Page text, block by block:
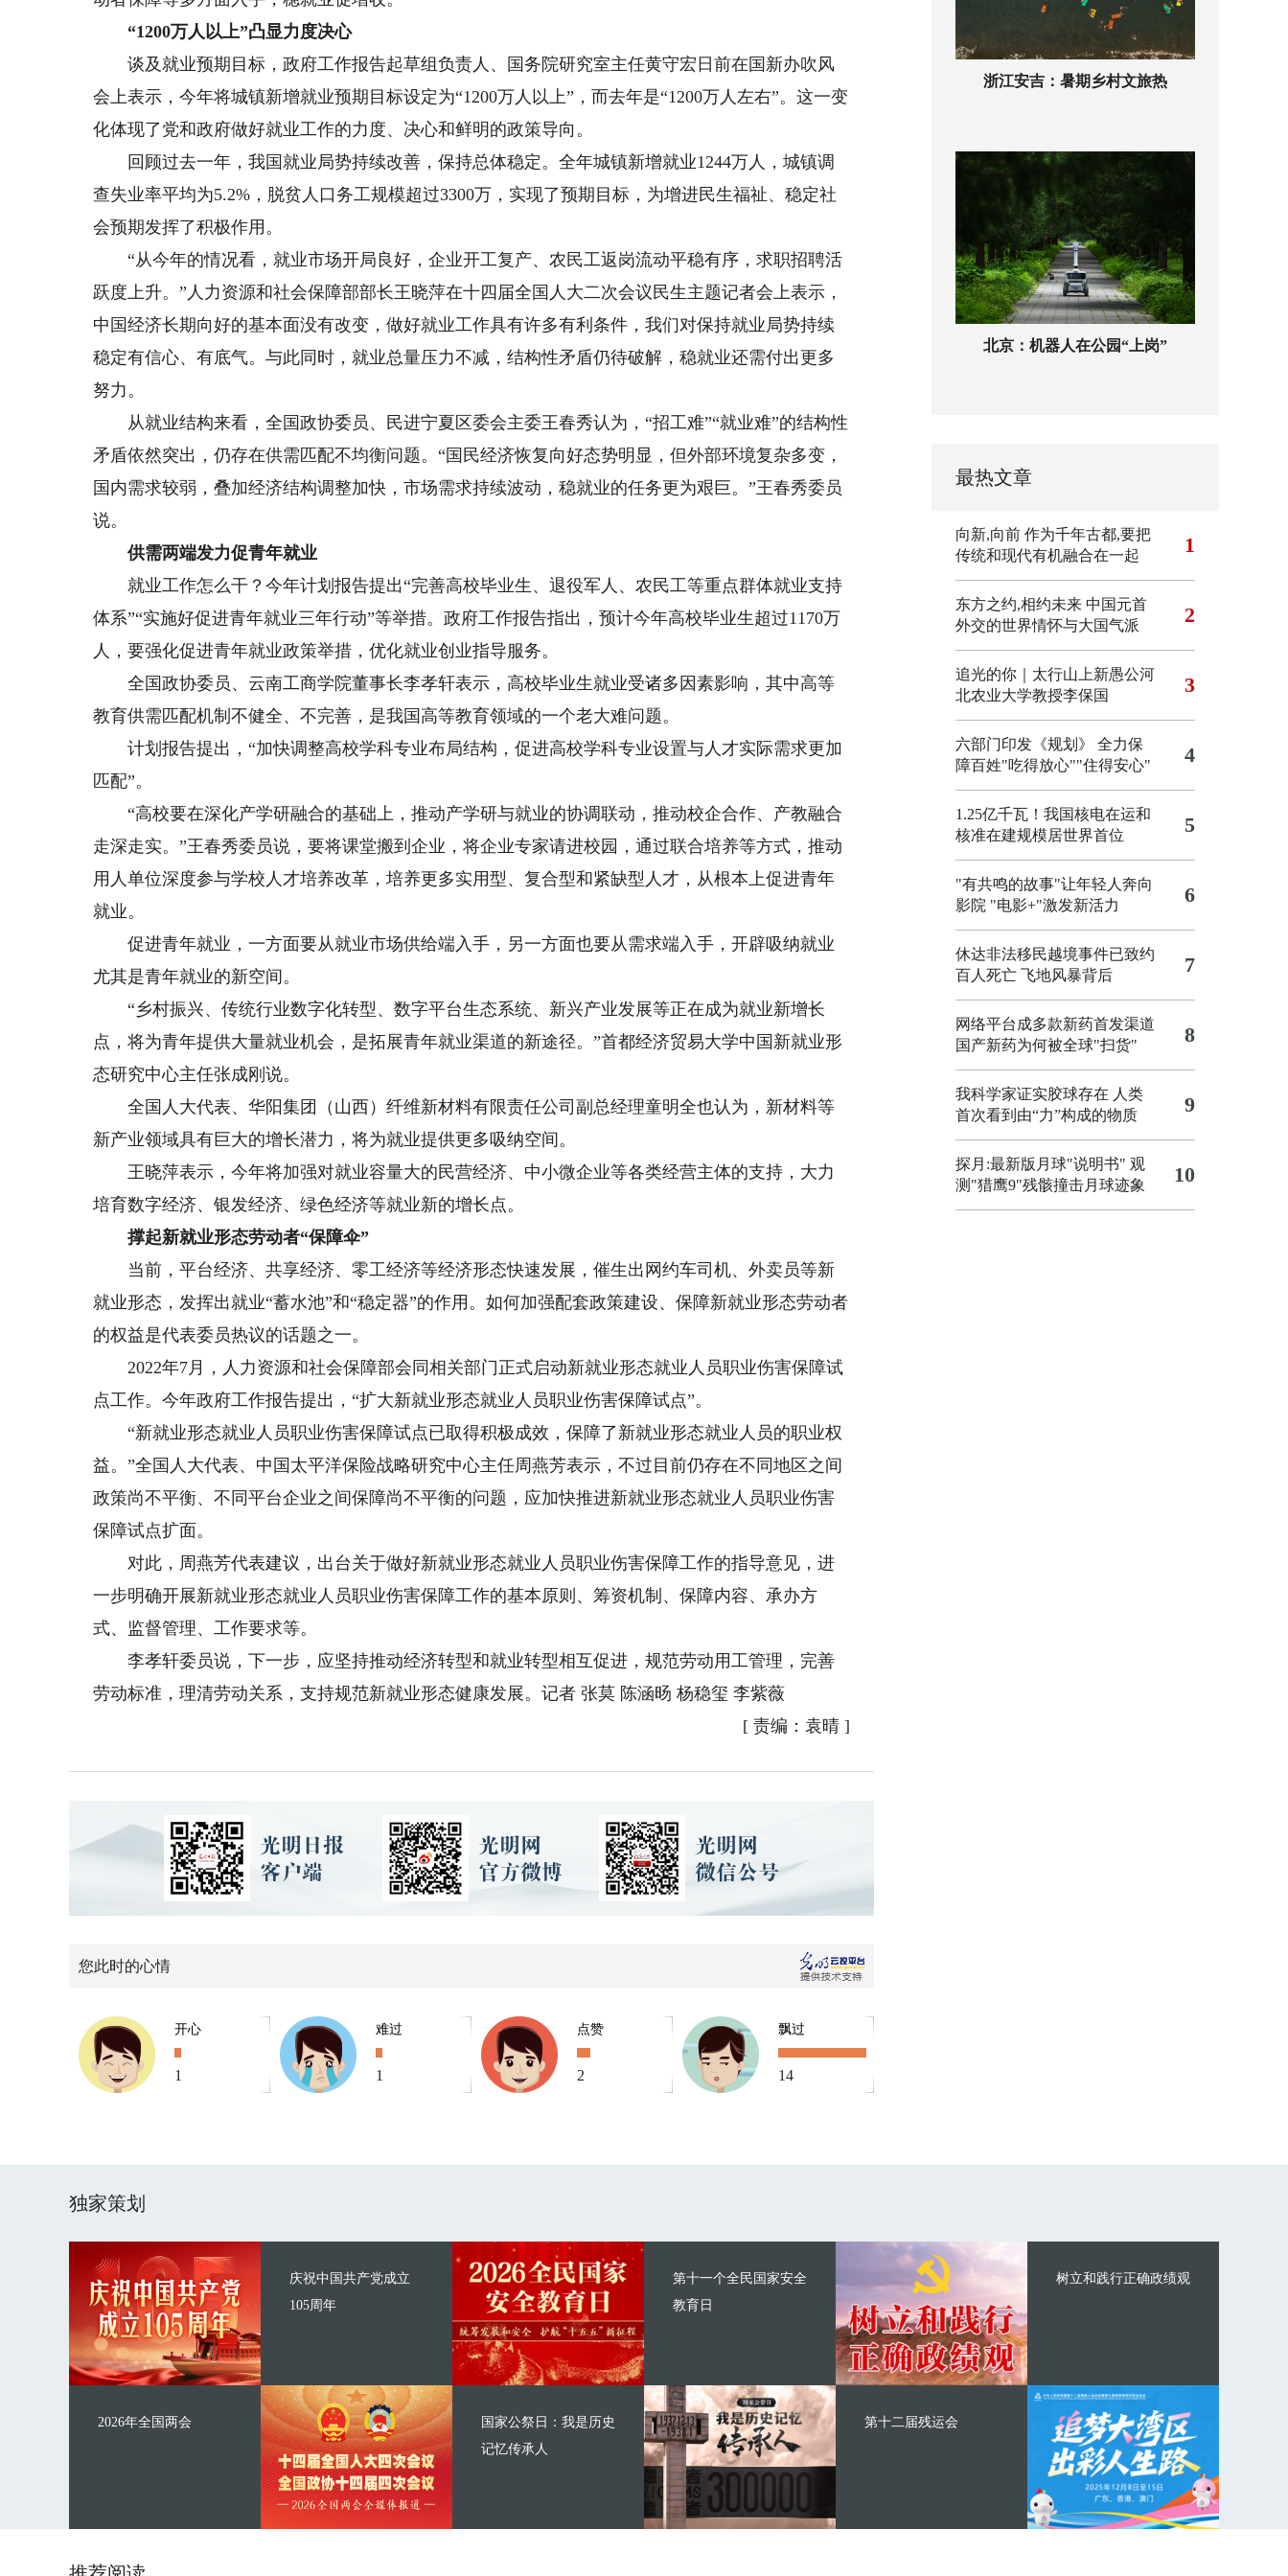
“1200万人以上”凸显力度决心
谈及就业预期目标，政府工作报告起草组负责人、国务院研究室主任黄守宏日前在国新办吹风
会上表示，今年将城镇新增就业预期目标设定为“1200万人以上”，而去年是“1200万人左右”。这一变
化体现了党和政府做好就业工作的力度、决心和鲜明的政策导向。
回顾过去一年，我国就业局势持续改善，保持总体稳定。全年城镇新增就业1244万人，城镇调
查失业率平均为5.2%，脱贫人口务工规模超过3300万，实现了预期目标，为增进民生福祉、稳定社
会预期发挥了积极作用。
“从今年的情况看，就业市场开局良好，企业开工复产、农民工返岗流动平稳有序，求职招聘活
跃度上升。”人力资源和社会保障部部长王晓萍在十四届全国人大二次会议民生主题记者会上表示，
中国经济长期向好的基本面没有改变，做好就业工作具有许多有利条件，我们对保持就业局势持续
稳定有信心、有底气。与此同时，就业总量压力不减，结构性矛盾仍待破解，稳就业还需付出更多
努力。
从就业结构来看，全国政协委员、民进宁夏区委会主委王春秀认为，“招工难”“就业难”的结构性
矛盾依然突出，仍存在供需匹配不均衡问题。“国民经济恢复向好态势明显，但外部环境复杂多变，
国内需求较弱，叠加经济结构调整加快，市场需求持续波动，稳就业的任务更为艰巨。”王春秀委员
说。
供需两端发力促青年就业
就业工作怎么干？今年计划报告提出“完善高校毕业生、退役军人、农民工等重点群体就业支持
体系”“实施好促进青年就业三年行动”等举措。政府工作报告指出，预计今年高校毕业生超过1170万
人，要强化促进青年就业政策举措，优化就业创业指导服务。
全国政协委员、云南工商学院董事长李孝轩表示，高校毕业生就业受诸多因素影响，其中高等
教育供需匹配机制不健全、不完善，是我国高等教育领域的一个老大难问题。
计划报告提出，“加快调整高校学科专业布局结构，促进高校学科专业设置与人才实际需求更加
匹配”。
“高校要在深化产学研融合的基础上，推动产学研与就业的协调联动，推动校企合作、产教融合
走深走实。”王春秀委员说，要将课堂搬到企业，将企业专家请进校园，通过联合培养等方式，推动
用人单位深度参与学校人才培养改革，培养更多实用型、复合型和紧缺型人才，从根本上促进青年
就业。
促进青年就业，一方面要从就业市场供给端入手，另一方面也要从需求端入手，开辟吸纳就业
尤其是青年就业的新空间。
“乡村振兴、传统行业数字化转型、数字平台生态系统、新兴产业发展等正在成为就业新增长
点，将为青年提供大量就业机会，是拓展青年就业渠道的新途径。”首都经济贸易大学中国新就业形
态研究中心主任张成刚说。
全国人大代表、华阳集团（山西）纤维新材料有限责任公司副总经理童明全也认为，新材料等
新产业领域具有巨大的增长潜力，将为就业提供更多吸纳空间。
王晓萍表示，今年将加强对就业容量大的民营经济、中小微企业等各类经营主体的支持，大力
培育数字经济、银发经济、绿色经济等就业新的增长点。
撑起新就业形态劳动者“保障伞”
当前，平台经济、共享经济、零工经济等经济形态快速发展，催生出网约车司机、外卖员等新
就业形态，发挥出就业“蓄水池”和“稳定器”的作用。如何加强配套政策建设、保障新就业形态劳动者
的权益是代表委员热议的话题之一。
2022年7月，人力资源和社会保障部会同相关部门正式启动新就业形态就业人员职业伤害保障试
点工作。今年政府工作报告提出，“扩大新就业形态就业人员职业伤害保障试点”。
“新就业形态就业人员职业伤害保障试点已取得积极成效，保障了新就业形态就业人员的职业权
益。”全国人大代表、中国太平洋保险战略研究中心主任周燕芳表示，不过目前仍存在不同地区之间
政策尚不平衡、不同平台企业之间保障尚不平衡的问题，应加快推进新就业形态就业人员职业伤害
保障试点扩面。
对此，周燕芳代表建议，出台关于做好新就业形态就业人员职业伤害保障工作的指导意见，进
一步明确开展新就业形态就业人员职业伤害保障工作的基本原则、筹资机制、保障内容、承办方
式、监督管理、工作要求等。
李孝轩委员说，下一步，应坚持推动经济转型和就业转型相互促进，规范劳动用工管理，完善
劳动标准，理清劳动关系，支持规范新就业形态健康发展。记者 张莫 陈涵旸 杨稳玺 李紫薇
[ 责编：袁晴]
您此时的心情
开心
1
难过
1
点赞
2
飘过
14
浙江安吉：暑期乡村文旅热
北京：机器人在公园“上岗”
最热文章
向新,向前 作为千年古都,要把
传统和现代有机融合在一起
1
东方之约,相约未来 中国元首
外交的世界情怀与大国气派
2
追光的你｜太行山上新愚公河
北农业大学教授李保国
3
六部门印发《规划》 全力保
障百姓"吃得放心""住得安心"
4
1.25亿千瓦！我国核电在运和
核准在建规模居世界首位
5
"有共鸣的故事"让年轻人奔向
影院 "电影+"激发新活力 6
休达非法移民越境事件已致约
百人死亡 飞地风暴背后 7
网络平台成多款新药首发渠道
国产新药为何被全球"扫货"
8
我科学家证实胶球存在 人类
首次看到由“力”构成的物质
9
探月:最新版月球"说明书" 观
测"猎鹰9"残骸撞击月球迹象
10
独家策划
庆祝中国共产党成立
105周年
2026年全国两会
第十一个全民国家安全
教育日
国家公祭日：我是历史
记忆传承人
树立和践行正确政绩观
第十二届残运会